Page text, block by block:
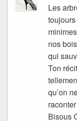
Les
nos
qui
Ton
qu’on
Bisous